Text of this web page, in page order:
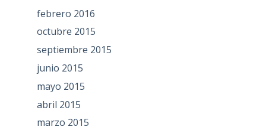
febrero 2016
octubre 2015
septiembre 2015
junio 2015
mayo 2015
abril 2015
marzo 2015